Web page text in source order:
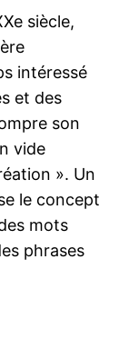
siècle,
intéressé
et des
son
vide
». Un
le concept
mots
phrases